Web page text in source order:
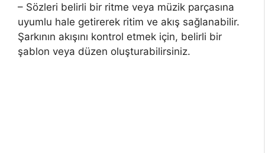
– Sözleri belirli bir ritme veya müzik parçasına
uyumlu hale getirerek ritim ve akış sağlanabilir.
Şarkının akışını kontrol etmek için, belirli bir
şablon veya düzen oluşturabilirsiniz.